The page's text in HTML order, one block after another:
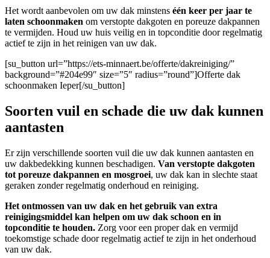
Het wordt aanbevolen om uw dak minstens één keer per jaar te
laten schoonmaken om verstopte dakgoten en poreuze dakpannen
te vermijden. Houd uw huis veilig en in topconditie door regelmatig
actief te zijn in het reinigen van uw dak.
[su_button url=”https://ets-minnaert.be/offerte/dakreiniging/”
background=”#204e99″ size=”5″ radius=”round”]Offerte dak
schoonmaken Ieper[/su_button]
Soorten vuil en schade die uw dak kunnen
aantasten
Er zijn verschillende soorten vuil die uw dak kunnen aantasten en
uw dakbedekking kunnen beschadigen. Van verstopte dakgoten
tot poreuze dakpannen en mosgroei, uw dak kan in slechte staat
geraken zonder regelmatig onderhoud en reiniging.
Het ontmossen van uw dak en het gebruik van extra
reinigingsmiddel kan helpen om uw dak schoon en in
topconditie te houden. Zorg voor een proper dak en vermijd
toekomstige schade door regelmatig actief te zijn in het onderhoud
van uw dak.